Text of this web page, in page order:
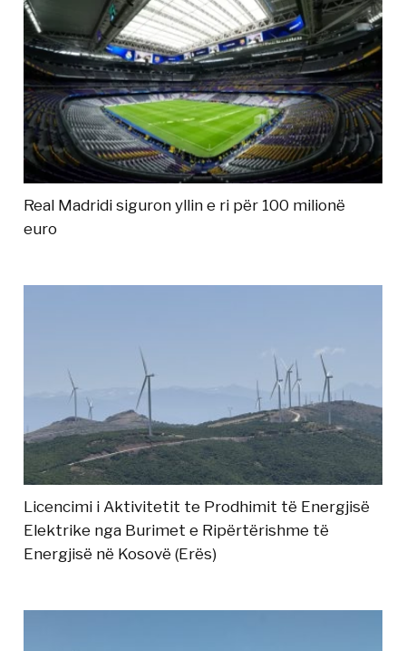
Real Madridi siguron yllin e ri për 100 milionë
euro
Licencimi i Aktivitetit te Prodhimit të Energjisë
Elektrike nga Burimet e Ripërtërishme të
Energjisë në Kosovë (Erës)